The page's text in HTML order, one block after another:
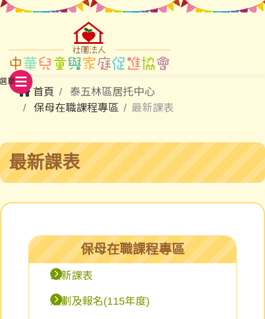
首頁
泰五林區居托中心
保母在職課程專區
最新課表
最新課表
保母在職課程專區
最新課表
規劃及報名(115年度)